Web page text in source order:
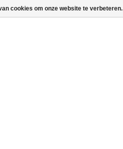
cookies om onze website te verbeteren.